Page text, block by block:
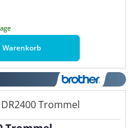
Warenkorb